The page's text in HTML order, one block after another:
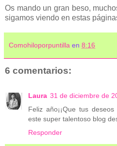
Os mando un gran beso,
sigamos viendo en estas
Comohiloporpuntilla en 8:16
6 comentarios:
Laura 31 de diciembre de
Feliz año¡¡Que tus
este super talentoso blog
Responder